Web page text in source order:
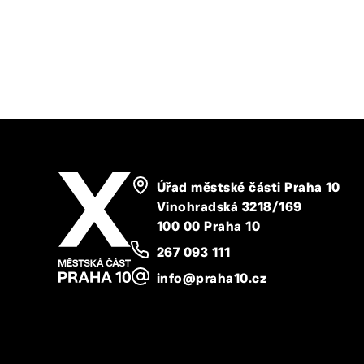
Úřad městské části Praha 10
Vinohradská 3218/169
100 00 Praha 10
267 093 111
info@praha10.cz